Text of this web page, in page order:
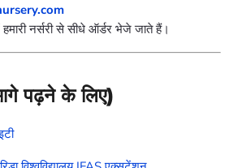
नर्सरी से सीधे ऑर्डर भेजे जाते हैं।
पढ़ने के लिए)